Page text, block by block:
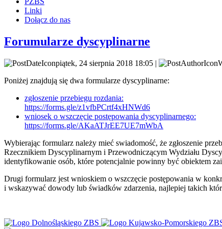
Linki
Dołącz do nas
Forumularze dyscyplinarne
piątek, 24 sierpnia 2018 18:05 |
Poniżej znajdują się dwa formularze dyscyplinarne:
zgłoszenie przebiegu rozdania:
https://forms.gle/z1vfbPCrtf4xHNWd6
wniosek o wszczęcie postępowania dyscyplinarnego:
https://forms.gle/AKaATJrEE7UE7mWbA
Wybierając formularz należy mieć swiadomość, że zgłoszenie
Rzecznikiem Dyscyplinarnym i Przewodniczącym Wydziału
identyfikowanie osób, które potencjalnie powinny być obiektem
Drugi formularz jest wnioskiem o wszczęcie postępowania w
i wskazywać dowody lub świadków zdarzenia, najlepiej takich